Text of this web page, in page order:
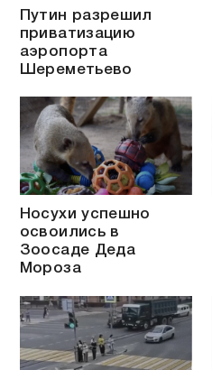
Путин разрешил
приватизацию
аэропорта
Шереметьево
Носухи успешно
освоились в
Зоосаде Деда
Мороза